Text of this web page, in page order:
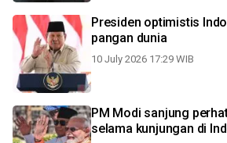
Presiden optimistis
pangan dunia
10 July 2026 17:29 WIB
PM Modi sanjung
selama kunjungan di